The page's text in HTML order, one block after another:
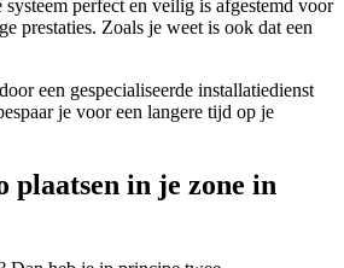
perfect en veilig is afgestemd voor
prestaties. Zoals je weet is ook dat een
een gespecialiseerde installatiedienst
je voor een langere tijd op je
plaatsen in je zone in